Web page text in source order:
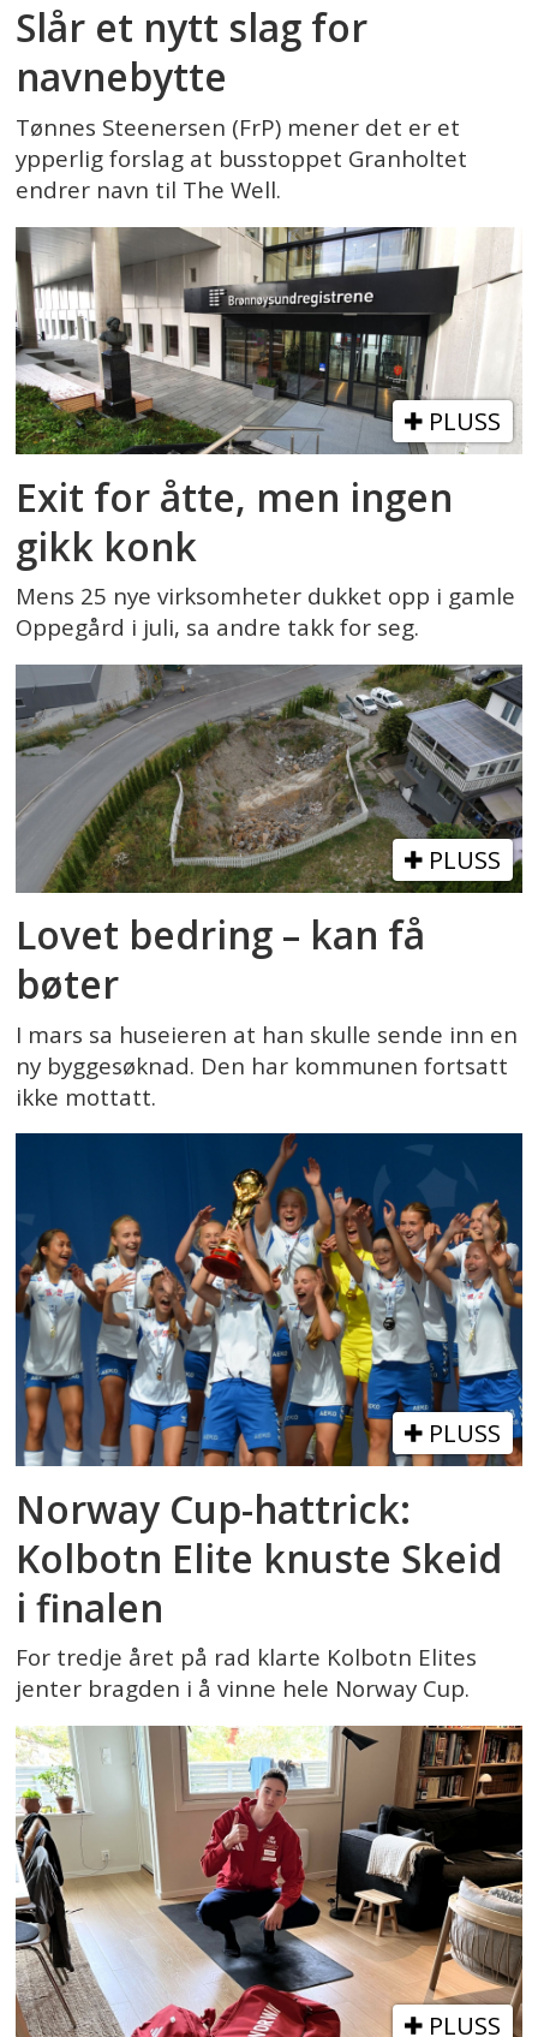
Slår et nytt slag for
navnebytte
Tønnes Steenersen (FrP) mener det er et
ypperlig forslag at busstoppet Granholtet
endrer navn til The Well.
PLUSS
Exit for åtte, men ingen
gikk konk
Mens 25 nye virksomheter dukket opp i gamle
Oppegård i juli, sa andre takk for seg.
PLUSS
Lovet bedring – kan få
bøter
I mars sa huseieren at han skulle sende inn en
ny byggesøknad. Den har kommunen fortsatt
ikke mottatt.
PLUSS
Norway Cup-hattrick:
Kolbotn Elite knuste Skeid
i finalen
For tredje året på rad klarte Kolbotn Elites
jenter bragden i å vinne hele Norway Cup.
PLUSS